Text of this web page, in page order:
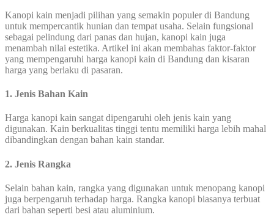
Kanopi kain menjadi pilihan yang semakin populer di Bandung
untuk mempercantik hunian dan tempat usaha. Selain fungsional
sebagai pelindung dari panas dan hujan, kanopi kain juga
menambah nilai estetika. Artikel ini akan membahas faktor-faktor
yang mempengaruhi harga kanopi kain di Bandung dan kisaran
harga yang berlaku di pasaran.
1. Jenis Bahan Kain
Harga kanopi kain sangat dipengaruhi oleh jenis kain yang
digunakan. Kain berkualitas tinggi tentu memiliki harga lebih mahal
dibandingkan dengan bahan kain standar.
2. Jenis Rangka
Selain bahan kain, rangka yang digunakan untuk menopang kanopi
juga berpengaruh terhadap harga. Rangka kanopi biasanya terbuat
dari bahan seperti besi atau aluminium.